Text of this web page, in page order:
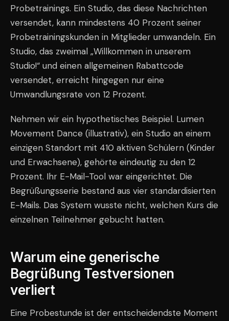
Probetrainings. Ein Studio, das diese Nachrichten
versendet, kann mindestens 40 Prozent seiner
Probetrainingskunden in Mitglieder umwandeln. Ein
Studio, das zweimal „Willkommen in unserem
Studio!“ und einen allgemeinen Rabattcode
versendet, erreicht hingegen nur eine
Umwandlungsrate von 12 Prozent.
Nehmen wir ein hypothetisches Beispiel. Lumen
Movement Dance (illustrativ), ein Studio an einem
einzigen Standort mit 410 aktiven Schülern (Kinder
und Erwachsene), gehörte eindeutig zu den 12
Prozent. Ihr E-Mail-Tool war eingerichtet. Die
Begrüßungsserie bestand aus vier standardisierten
E-Mails. Das System wusste nicht, welchen Kurs die
einzelnen Teilnehmer gebucht hatten.
Warum eine generische
Begrüßung Testversionen
verliert
Eine Probestunde ist der entscheidendste Moment